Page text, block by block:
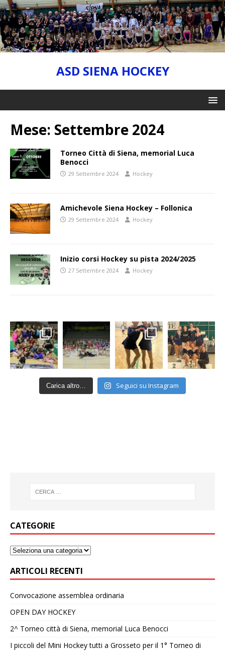
ASD SIENA HOCKEY
Mese: Settembre 2024
Torneo Città di Siena, memorial Luca
Benocci
29 Settembre 2024 Hockey
Amichevole Siena Hockey – Follonica
29 Settembre 2024 Hockey
Inizio corsi Hockey su pista 2024/2025
27 Settembre 2024 Hockey
Carica altro… Seguici su Instagram
CATEGORIE
ARTICOLI RECENTI
Convocazione assemblea ordinaria
OPEN DAY HOCKEY
2^ Torneo città di Siena, memorial Luca Benocci
I piccoli del Mini Hockey tutti a Grosseto per il 1° Torneo di